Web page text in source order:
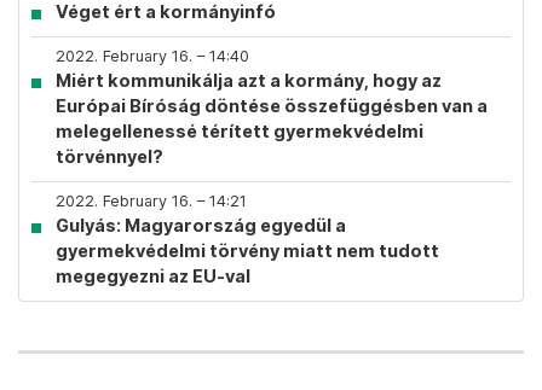
Véget ért a kormányinfó
2022. February 16. – 14:40
Miért kommunikálja azt a kormány, hogy az
Európai Bíróság döntése összefüggésben van a
melegellenessé térített gyermekvédelmi
törvénnyel?
2022. February 16. – 14:21
Gulyás: Magyarország egyedül a
gyermekvédelmi törvény miatt nem tudott
megegyezni az EU-val